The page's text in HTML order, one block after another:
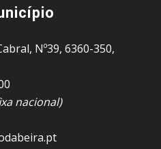
Nº39, 6360-350,
nacional)